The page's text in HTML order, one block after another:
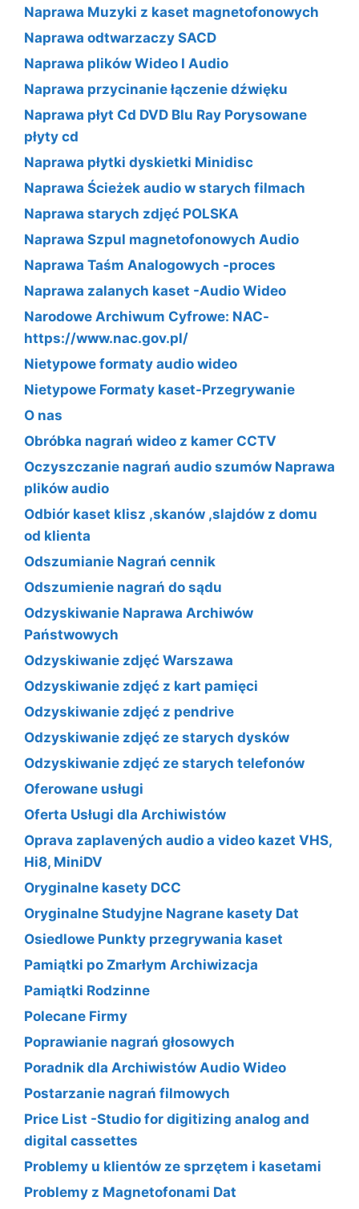
Naprawa Muzyki z kaset magnetofonowych
Naprawa odtwarzaczy SACD
Naprawa plików Wideo I Audio
Naprawa przycinanie łączenie dźwięku
Naprawa płyt Cd DVD Blu Ray Porysowane
płyty cd
Naprawa płytki dyskietki Minidisc
Naprawa Ścieżek audio w starych filmach
Naprawa starych zdjęć POLSKA
Naprawa Szpul magnetofonowych Audio
Naprawa Taśm Analogowych -proces
Naprawa zalanych kaset -Audio Wideo
Narodowe Archiwum Cyfrowe: NAC-
https://www.nac.gov.pl/
Nietypowe formaty audio wideo
Nietypowe Formaty kaset-Przegrywanie
O nas
Obróbka nagrań wideo z kamer CCTV
Oczyszczanie nagrań audio szumów Naprawa
plików audio
Odbiór kaset klisz ,skanów ,slajdów z domu
od klienta
Odszumianie Nagrań cennik
Odszumienie nagrań do sądu
Odzyskiwanie Naprawa Archiwów
Państwowych
Odzyskiwanie zdjęć Warszawa
Odzyskiwanie zdjęć z kart pamięci
Odzyskiwanie zdjęć z pendrive
Odzyskiwanie zdjęć ze starych dysków
Odzyskiwanie zdjęć ze starych telefonów
Oferowane usługi
Oferta Usługi dla Archiwistów
Oprava zaplavených audio a video kazet VHS,
Hi8, MiniDV
Oryginalne kasety DCC
Oryginalne Studyjne Nagrane kasety Dat
Osiedlowe Punkty przegrywania kaset
Pamiątki po Zmarłym Archiwizacja
Pamiątki Rodzinne
Polecane Firmy
Poprawianie nagrań głosowych
Poradnik dla Archiwistów Audio Wideo
Postarzanie nagrań filmowych
Price List -Studio for digitizing analog and
digital cassettes
Problemy u klientów ze sprzętem i kasetami
Problemy z Magnetofonami Dat